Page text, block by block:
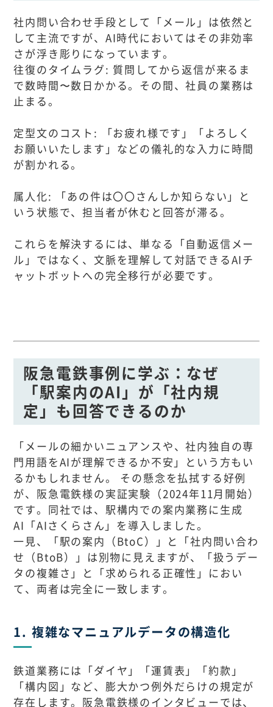
社内問い合わせ手段として「メール」は依然と
して主流ですが、AI時代においてはその非効率
さが浮き彫りになっています。
往復のタイムラグ: 質問してから返信が来るま
で数時間〜数日かかる。その間、社員の業務は
止まる。
定型文のコスト: 「お疲れ様です」「よろしく
お願いいたします」などの儀礼的な入力に時間
が割かれる。
属人化: 「あの件は〇〇さんしか知らない」と
いう状態で、担当者が休むと回答が滞る。
これらを解決するには、単なる「自動返信メー
ル」ではなく、文脈を理解して対話できるAIチ
ャットボットへの完全移行が必要です。
阪急電鉄事例に学ぶ：なぜ
「駅案内のAI」が「社内規
定」も回答できるのか
「メールの細かいニュアンスや、社内独自の専
門用語をAIが理解できるか不安」という方もい
るかもしれません。 その懸念を払拭する好例
が、阪急電鉄様の実証実験（2024年11月開始）
です。同社では、駅構内での案内業務に生成
AI「AIさくらさん」を導入しました。
一見、「駅の案内（BtoC）」と「社内問い合わ
せ（BtoB）」は別物に見えますが、「扱うデー
タの複雑さ」と「求められる正確性」におい
て、両者は完全に一致します。
1. 複雑なマニュアルデータの構造化
鉄道業務には「ダイヤ」「運賃表」「約款」
「構内図」など、膨大かつ例外だらけの規定が
存在します。阪急電鉄様のインタビューでは、